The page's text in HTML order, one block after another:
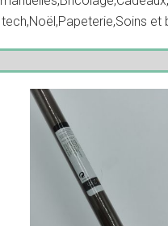
tech,Noël,Papeterie,Soins et